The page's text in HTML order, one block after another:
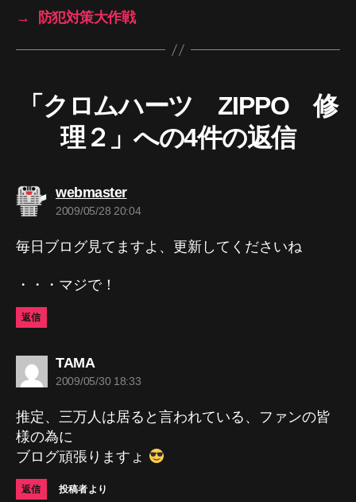
→
防犯対策大作戦
「クロムハーツ ZIPPO 修
理２」への4件の返信
webmasterの
発
2009/05/28 20:04
毎日ブログ見てますよ、更新してくださいね
・・・マジで！
返信
TAMAの
発
2009/05/30 18:33
推定、三万人は居ると言われている、ファンの皆
様の為に
ブログ頑張りますょ
返信 投稿者より